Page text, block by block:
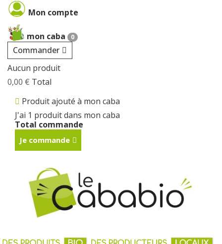
Mon compte
mon caba 0
Commander
Aucun produit
0,00 € Total
Produit ajouté à mon caba
J'ai 1 produit dans mon caba
Total commande
Je commande
Cookies management panel